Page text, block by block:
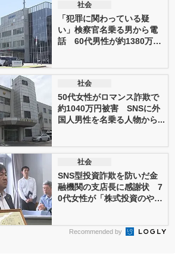
社会
「犯罪に関わっている疑
い」検察官名乗る男から電
話 60代男性が約1380万円
社会
50代女性がロマンス詐欺で
約1040万円被害 SNSに外
国人男性を名乗る人物から...
社会
SNS型投資詐欺を防いだ金
融機関の支店長に感謝状 7
0代女性が「株式投資のやり
Recommended by